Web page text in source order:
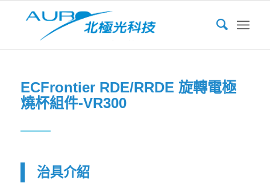
ECFrontier RDE/RRDE 旋轉電極
燒杯組件-VR300
治具介紹